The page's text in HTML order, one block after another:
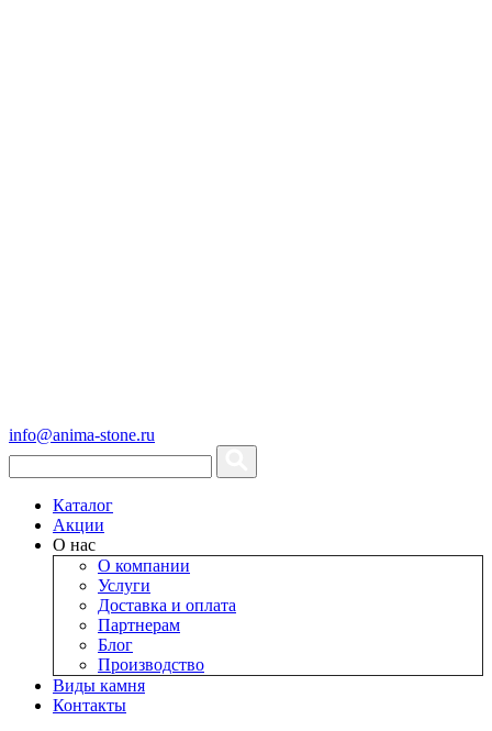
info@anima-stone.ru
Каталог
Акции
О нас
О компании
Услуги
Доставка и оплата
Партнерам
Блог
Производство
Виды камня
Контакты